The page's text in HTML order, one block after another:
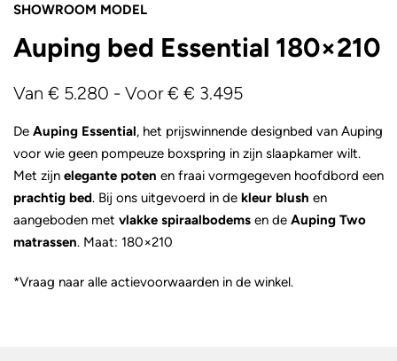
SHOWROOM MODEL
Auping bed Essential 180×210
Van € 5.280 - Voor € € 3.495
De Auping Essential, het prijswinnende designbed van Auping
voor wie geen pompeuze boxspring in zijn slaapkamer wilt.
Met zijn elegante poten en fraai vormgegeven hoofdbord een
prachtig bed. Bij ons uitgevoerd in de kleur blush en
aangeboden met vlakke spiraalbodems en de Auping Two
matrassen. Maat: 180×210
*Vraag naar alle actievoorwaarden in de winkel.